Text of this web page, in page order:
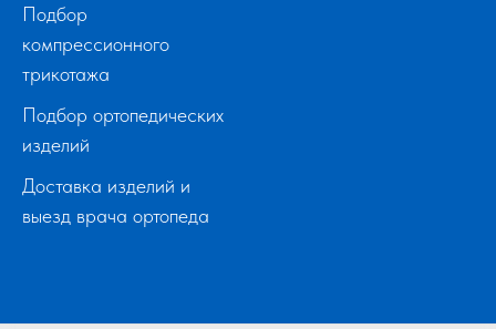
Подбор
компрессионного
трикотажа
Подбор ортопедических
изделий
Доставка изделий и
выезд врача ортопеда